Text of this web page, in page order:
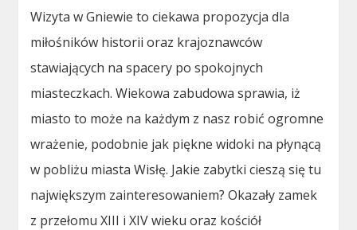
Wizyta w Gniewie to ciekawa propozycja dla
miłośników historii oraz krajoznawców
stawiających na spacery po spokojnych
miasteczkach. Wiekowa zabudowa sprawia, iż
miasto to może na każdym z nasz robić ogromne
wrażenie, podobnie jak piękne widoki na płynącą
w pobliżu miasta Wisłę. Jakie zabytki cieszą się tu
największym zainteresowaniem? Okazały zamek
z przełomu XIII i XIV wieku oraz kościół